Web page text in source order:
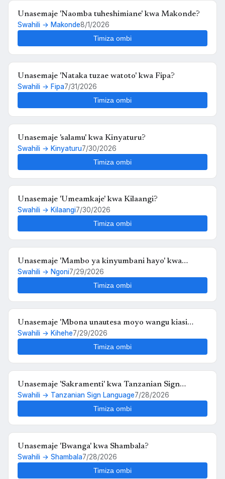
Unasemaje 'Naomba tuheshimiane' kwa Makonde?
Swahili → Makonde8/1/2026
Timiza ombi
Unasemaje 'Nataka tuzae watoto' kwa Fipa?
Swahili → Fipa7/31/2026
Timiza ombi
Unasemaje 'salamu' kwa Kinyaturu?
Swahili → Kinyaturu7/30/2026
Timiza ombi
Unasemaje 'Umeamkaje' kwa Kilaangi?
Swahili → Kilaangi7/30/2026
Timiza ombi
Unasemaje 'Mambo ya kinyumbani hayo' kwa
Ngoni?
Swahili → Ngoni7/29/2026
Timiza ombi
Unasemaje 'Mbona unautesa moyo wangu kiasi
hiko,,au kosa langu ni upendo wangu kwako' kwa
Swahili → Kihehe7/29/2026
Timiza ombi
Unasemaje 'Sakramenti' kwa Tanzanian Sign
Language?
Swahili → Tanzanian Sign Language7/28/2026
Timiza ombi
Unasemaje 'Bwanga' kwa Shambala?
Swahili → Shambala7/28/2026
Timiza ombi